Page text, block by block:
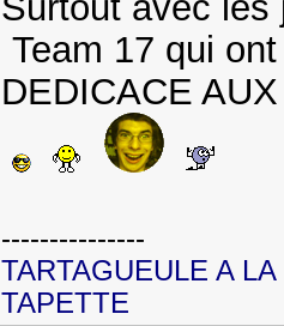
Team 17 qui
DEDICACE
---------------
TARTAGUEULE A
TAPETTE